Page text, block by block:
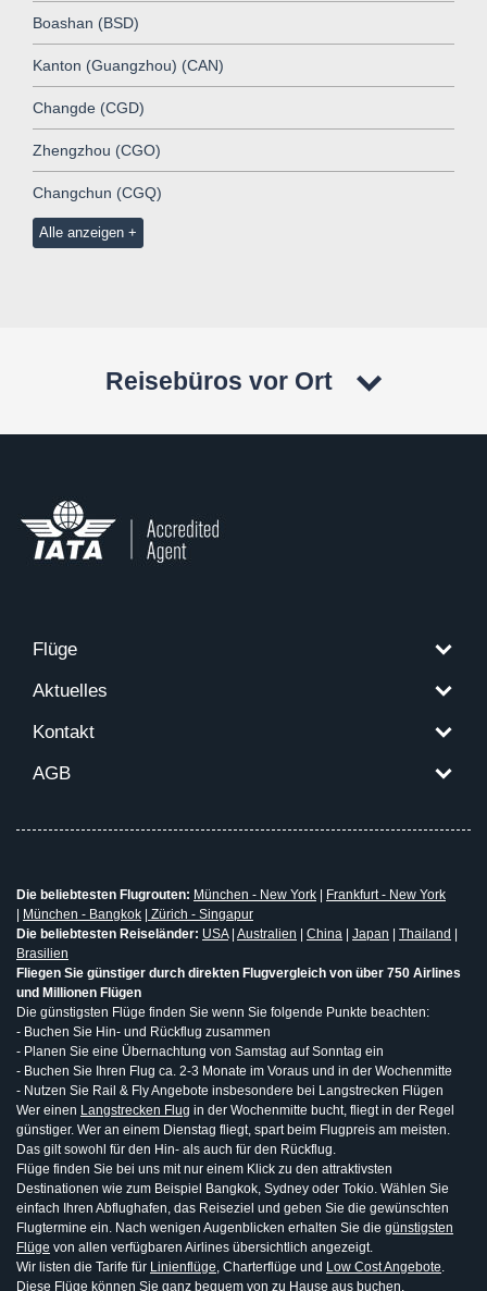
Boashan (BSD)
Kanton (Guangzhou) (CAN)
Changde (CGD)
Zhengzhou (CGO)
Changchun (CGQ)
Alle anzeigen
Reisebüros vor Ort
Flüge
Aktuelles
Kontakt
AGB
Die beliebtesten Flugrouten: München - New York
Frankfurt - New York
München - Bangkok
Zürich - Singapur
Die beliebtesten Reiseländer: USA| Australien China Japan Thailand
Brasilien
Fliegen Sie günstiger durch direkten Flugvergleich von über 750 Airlines
und Millionen Flügen
Die günstigsten Flüge finden Sie wenn Sie folgende Punkte beachten:
- Buchen Sie Hin- und Rückflug zusammen
- Planen Sie eine Übernachtung von Samstag auf Sonntag ein
- Buchen Sie Ihren Flug ca. 2-3 Monate im Voraus und in der Wochenmitte
- Nutzen Sie Rail & Fly Angebote insbesondere bei Langstrecken Flügen
Wer einen Langstrecken Flug in der Wochenmitte bucht, fliegt in der Regel
günstiger. Wer an einem Dienstag fliegt, spart beim Flugpreis am meisten.
Das gilt sowohl für den Hin- als auch für den Rückflug.
Flüge finden Sie bei uns mit nur einem Klick zu den attraktivsten
Destinationen wie zum Beispiel Bangkok, Sydney oder Tokio. Wählen Sie
einfach Ihren Abflughafen, das Reiseziel und geben Sie die gewünschten
Flugtermine ein. Nach wenigen Augenblicken erhalten Sie die günstigsten
Flüge von allen verfügbaren Airlines übersichtlich angezeigt.
Wir listen die Tarife für Linienflüge, Charterflüge und Low Cost Angebote.
Diese Flüge können Sie ganz bequem von zu Hause aus buchen.